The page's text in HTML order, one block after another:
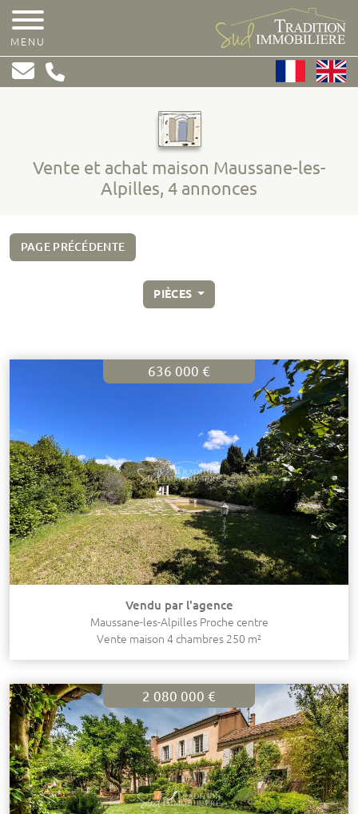
MENU
Vente et achat maison Maussane-les-
Alpilles, 4 annonces
PAGE PRÉCÉDENTE
PIÈCES
636 000 €
Vendu par l'agence
Maussane-les-Alpilles Proche centre
Vente maison 4 chambres 250 m²
2 080 000 €